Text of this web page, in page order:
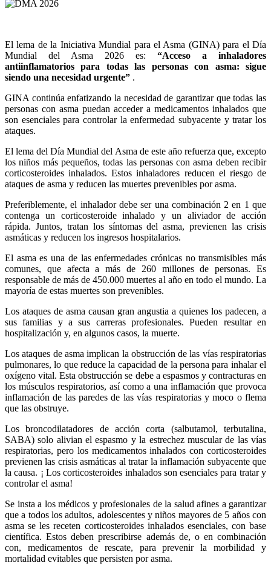
El lema de la Iniciativa Mundial para el Asma (GINA) para el Día
Mundial del Asma 2026 es: “Acceso a inhaladores
antiinflamatorios para todas las personas con asma: sigue
siendo una necesidad urgente” .
GINA continúa enfatizando la necesidad de garantizar que todas las
personas con asma puedan acceder a medicamentos inhalados que
son esenciales para controlar la enfermedad subyacente y tratar los
ataques.
El lema del Día Mundial del Asma de este año refuerza que, excepto
los niños más pequeños, todas las personas con asma deben recibir
corticosteroides inhalados. Estos inhaladores reducen el riesgo de
ataques de asma y reducen las muertes prevenibles por asma.
Preferiblemente, el inhalador debe ser una combinación 2 en 1 que
contenga un corticosteroide inhalado y un aliviador de acción
rápida. Juntos, tratan los síntomas del asma, previenen las crisis
asmáticas y reducen los ingresos hospitalarios.
El asma es una de las enfermedades crónicas no transmisibles más
comunes, que afecta a más de 260 millones de personas. Es
responsable de más de 450.000 muertes al año en todo el mundo. La
mayoría de estas muertes son prevenibles.
Los ataques de asma causan gran angustia a quienes los padecen, a
sus familias y a sus carreras profesionales. Pueden resultar en
hospitalización y, en algunos casos, la muerte.
Los ataques de asma implican la obstrucción de las vías respiratorias
pulmonares, lo que reduce la capacidad de la persona para inhalar el
oxígeno vital. Esta obstrucción se debe a espasmos y contracturas en
los músculos respiratorios, así como a una inflamación que provoca
inflamación de las paredes de las vías respiratorias y moco o flema
que las obstruye.
Los broncodilatadores de acción corta (salbutamol, terbutalina,
SABA) solo alivian el espasmo y la estrechez muscular de las vías
respiratorias, pero los medicamentos inhalados con corticosteroides
previenen las crisis asmáticas al tratar la inflamación subyacente que
la causa. ¡ Los corticosteroides inhalados son esenciales para tratar y
controlar el asma!
Se insta a los médicos y profesionales de la salud afines a garantizar
que a todos los adultos, adolescentes y niños mayores de 5 años con
asma se les receten corticosteroides inhalados esenciales, con base
científica. Estos deben prescribirse además de, o en combinación
con, medicamentos de rescate, para prevenir la morbilidad y
mortalidad evitables que persisten por asma.